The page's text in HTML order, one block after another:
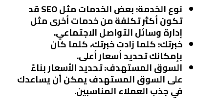
نوع الخدمة
: بعض الخدمات مثل SEO قد
تكون أكثر تكلفة من خدمات أخرى مثل
إدارة وسائل التواصل الاجتماعي.
خبرتك: كلما زادت خبرتك، كلما كان
بإمكانك تحديد أسعار أعلى.
السوق المستهدف: تحديد الأسعار بناءً
على السوق المستهدف يمكن أن يساعدك
في جذب العملاء المناسبين.